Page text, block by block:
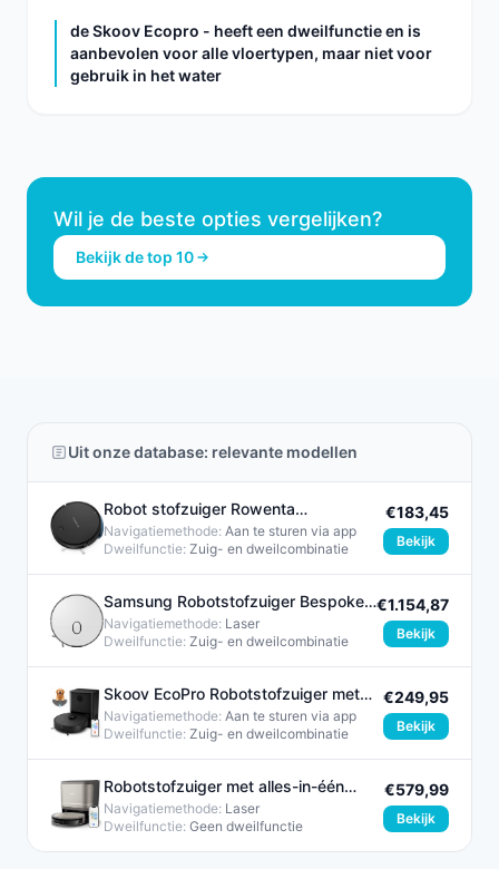
de Skoov Ecopro - heeft een dweilfunctie en is
aanbevolen voor alle vloertypen, maar niet voor
gebruik in het water
Wil je de beste opties vergelijken?
Bekijk de top 10
Uit onze database: relevante modellen
Robot stofzuiger Rowenta
RR7375WH Zwart
Navigatiemethode: Aan te sturen via app
Dweilfunctie: Zuig- en dweilcombinatie​
€183,45
Bekijk
Samsung Robotstofzuiger Bespoke
Jet Bot Combo Grijs 1200W
Navigatiemethode: Laser
Dweilfunctie: Zuig- en dweilcombinatie​
€1.154,87
Bekijk
Skoov EcoPro Robotstofzuiger met
Dweilfunctie Zwart 28W
Navigatiemethode: Aan te sturen via app
Dweilfunctie: Zuig- en dweilcombinatie​
€249,95
Bekijk
Robotstofzuiger met alles-in-één
dockingstation - PHILIPS
Navigatiemethode: Laser
Dweilfunctie: Geen dweilfunctie
€579,99
Bekijk